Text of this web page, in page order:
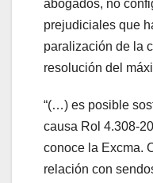
abogados, no
prejudiciales que
paralización de la
resolución del
“(…) es posible
causa Rol 4.308-
conoce la Excma.
relación con